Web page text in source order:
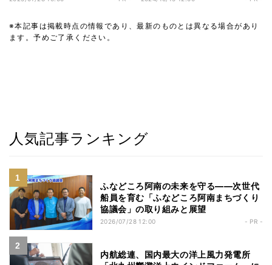
※本記事は掲載時点の情報であり、最新のものとは異なる場合があり
ます。予めご了承ください。
人気記事ランキング
ふなどころ阿南の未来を守る――次世代
船員を育む「ふなどころ阿南まちづくり
協議会」の取り組みと展望
2026/07/28 12:00 - PR -
内航総連、国内最大の洋上風力発電所